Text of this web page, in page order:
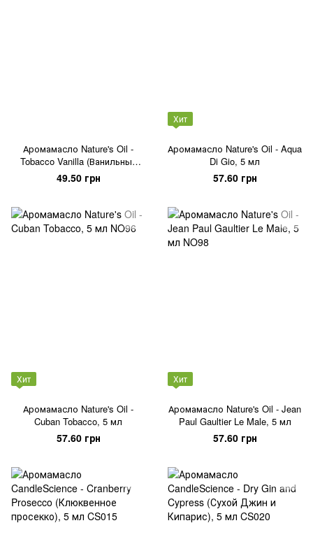
Аромамасло Nature's Oil -
Tobacco Vanilla (Ванильный
табак), 5 мл
49.50 грн
Хит
Аромамасло Nature's Oil - Aqua
Di Gio, 5 мл
57.60 грн
Хит
Аромамасло Nature's Oil -
Cuban Tobacco, 5 мл
57.60 грн
Хит
Аромамасло Nature's Oil - Jean
Paul Gaultier Le Male, 5 мл
57.60 грн